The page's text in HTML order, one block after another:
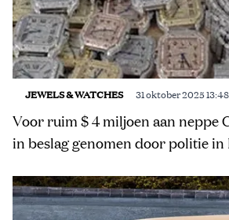
JEWELS & WATCHES 31 oktober 2025 13:48
Voor ruim $ 4 miljoen aan neppe
in beslag genomen door politie